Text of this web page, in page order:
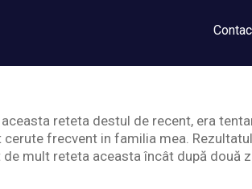
reteta destul de recent, era
frecvent in familia mea.
mult reteta aceasta încât după două